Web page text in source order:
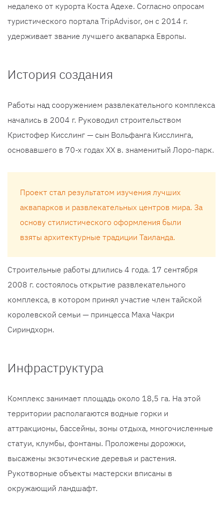
недалеко от курорта Коста Адехе. Согласно опросам
туристического портала TripAdvisor, он с 2014 г.
удерживает звание лучшего аквапарка Европы.
История создания
Работы над сооружением развлекательного комплекса
начались в 2004 г. Руководил строительством
Кристофер Кисслинг — сын Вольфанга Кисслинга,
основавшего в 70-х годах XX в. знаменитый Лоро-парк.
Проект стал результатом изучения лучших
аквапарков и развлекательных центров мира. За
основу стилистического оформления были
взяты архитектурные традиции Таиланда.
Строительные работы длились 4 года. 17 сентября
2008 г. состоялось открытие развлекательного
комплекса, в котором принял участие член тайской
королевской семьи — принцесса Маха Чакри
Сириндхорн.
Инфраструктура
Комплекс занимает площадь около 18,5 га. На этой
территории располагаются водные горки и
аттракционы, бассейны, зоны отдыха, многочисленные
статуи, клумбы, фонтаны. Проложены дорожки,
высажены экзотические деревья и растения.
Рукотворные объекты мастерски вписаны в
окружающий ландшафт.